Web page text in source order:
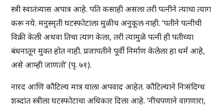
स्त्री स्वातंत्र्यास अपात्र आहे. पति कसाही असला तरी पत्नीने त्याचा त्याग
करू नये. मनुस्मृती घटस्फोटाला मुळीच अनुकूल नाही. ‘पतीने पत्नीची
विक्री केली अथवा तिचा त्याग केला, तरी त्यामुळे पत्नी ही पतीच्या
बंधनातून मुक्त होत नाही. प्रजापतीने पूर्वी निर्माण केलेला हा धर्म आहे,
असे आम्ही जाणतो’ (पृ. ७१).
नारद आणि कौटिल्य मात्र याला अपवाद आहेत. कौटिल्याने निःसंदिग्ध
शब्दांत स्त्रीला घटस्फोटाचा अधिकार दिला आहे. ‘नीचपणाने वागणारा,